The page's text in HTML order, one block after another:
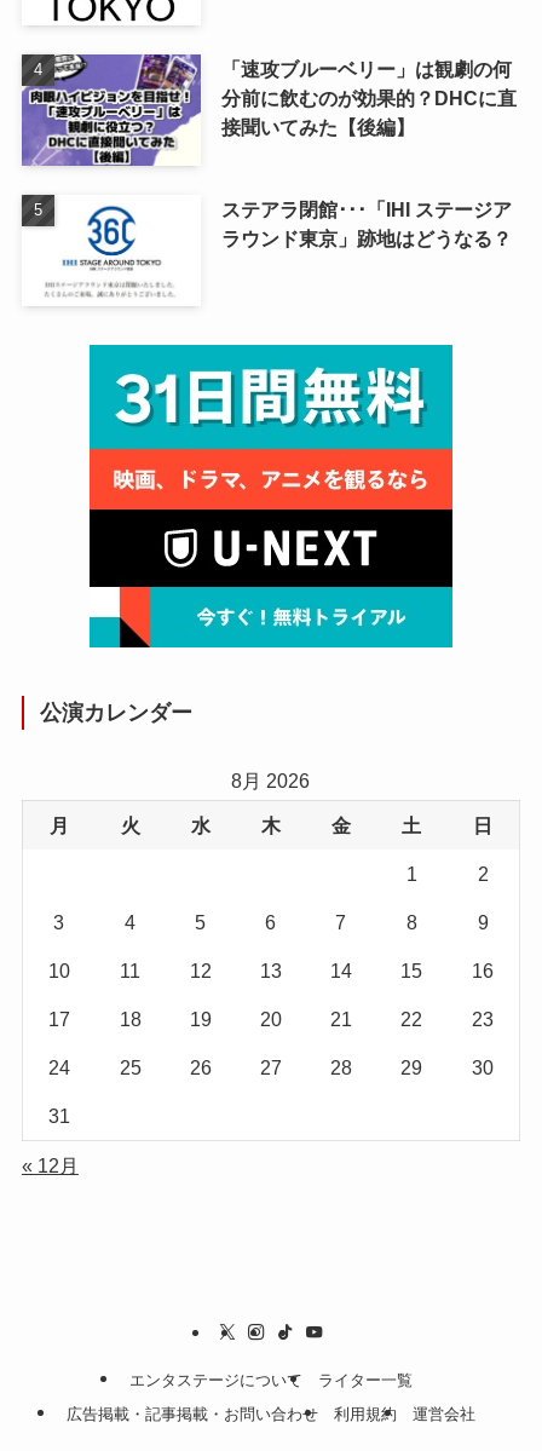
「速攻ブルーベリー」は観劇の何
分前に飲むのが効果的？DHCに直
接聞いてみた【後編】
ステアラ閉館･･･「IHI ステージア
ラウンド東京」跡地はどうなる？
公演カレンダー
8月 2026
月 火 水 木 金 土 日
1 2
3 4 5 6 7 8 9
10 11 12 13 14 15 16
17 18 19 20 21 22 23
24 25 26 27 28 29 30
31
« 12月
エンタステージについて
ライター一覧
広告掲載・記事掲載・お問い合わせ
利用規約 運営会社